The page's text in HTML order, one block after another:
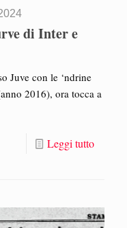
di Inter e
Juve con le ‘ndrine
2016), ora tocca a
Leggi tutto